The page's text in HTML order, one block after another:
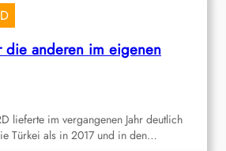
die anderen im eigenen
lieferte im vergangenen Jahr deutlich
Türkei als in 2017 und in den…